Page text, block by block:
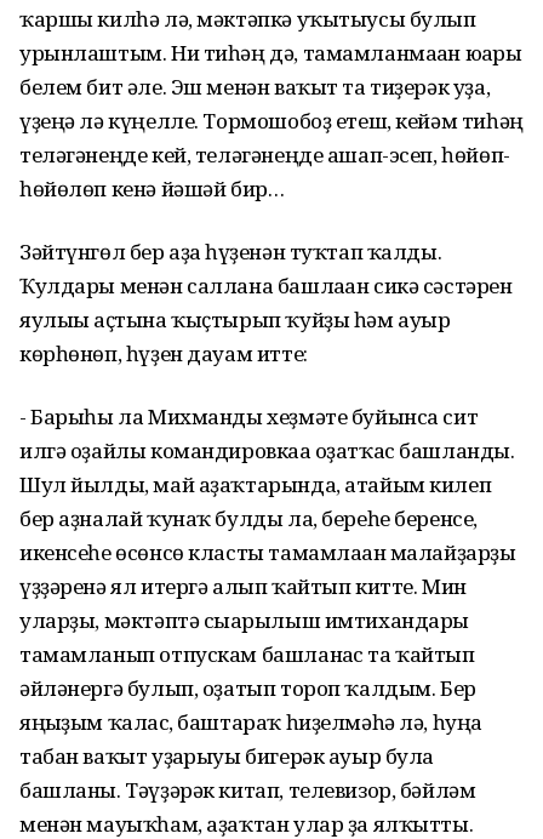
ҡаршы килһә лә, мәктәпкә уҡытыусы булып
урынлаштым. Ни тиһәң дә, тамамланмаған юғары
белем бит әле. Эш менән ваҡыт та тиҙерәк уҙа,
үҙеңә лә күңелле. Тормошобоҙ етеш, кейәм тиһәң
теләгәнеңде кей, теләгәнеңде ашап-эсеп, һөйөп-
һөйөлөп кенә йәшәй бир…
Зәйтүнгөл бер аҙға һүҙенән туҡтап ҡалды.
Ҡулдары менән саллана башлаған сикә сәстәрен
яулығы аҫтына ҡыҫтырып ҡуйҙы һәм ауыр
көрһөнөп, һүҙен дауам итте:
- Барыһы ла Михманды хеҙмәте буйынса сит
илгә оҙайлы командировкаға оҙатҡас башланды.
Шул йылды, май аҙаҡтарында, атайым килеп
бер аҙналай ҡунаҡ булды ла, береһе беренсе,
икенсеһе өсөнсө класты тамамлаған малайҙарҙы
үҙҙәренә ял итергә алып ҡайтып китте. Мин
уларҙы, мәктәптә сығарылыш имтихандары
тамамланып отпускам башланғас та ҡайтып
әйләнергә булып, оҙатып тороп ҡалдым. Бер
яңғыҙым ҡалғас, баштараҡ һиҙелмәһә лә, һуңға
табан ваҡыт уҙғарыуы бигерәк ауыр була
башланы. Тәүҙәрәк китап, телевизор, бәйләм
менән мауыҡһам, аҙаҡтан улар ҙа ялҡытты.